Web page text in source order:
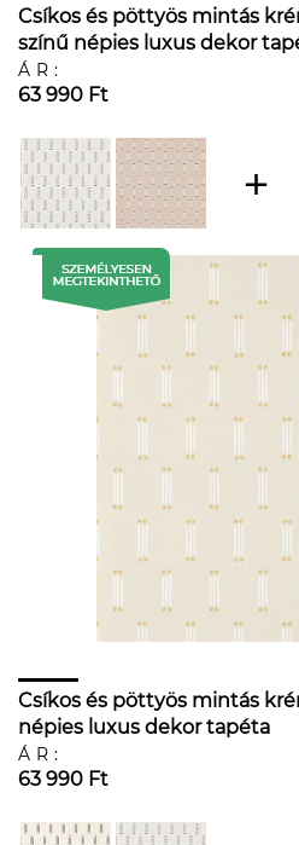
Csíkos és pöttyös mintás
színű népies luxus dekor
ÁR:
63 990 Ft
Csíkos és pöttyös mintás
népies luxus dekor tapéta
ÁR:
63 990 Ft